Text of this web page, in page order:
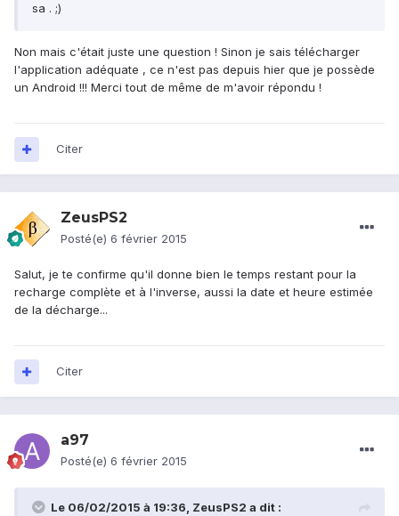
sa . ;)
Non mais c'était juste une question ! Sinon je sais télécharger
l'application adéquate , ce n'est pas depuis hier que je possède
un Android !!! Merci tout de même de m'avoir répondu !
Citer
ZeusPS2
Posté(e) 6 février 2015
Salut, je te confirme qu'il donne bien le temps restant pour la
recharge complète et à l'inverse, aussi la date et heure estimée
de la décharge...
Citer
a97
Posté(e) 6 février 2015
Le 06/02/2015 à 19:36, ZeusPS2 a dit :